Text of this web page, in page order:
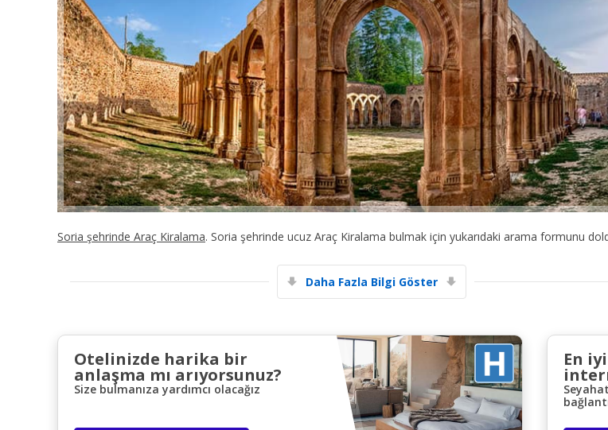
Soria şehrinde Araç Kiralama. Soria şehrinde ucuz Araç Kiralama bulmak için yukarıdaki arama formunu
Daha Fazla Bilgi Göster
Otelinizde harika bir
anlaşma mı arıyorsunuz?
Size bulmanıza yardımcı olacağız
En